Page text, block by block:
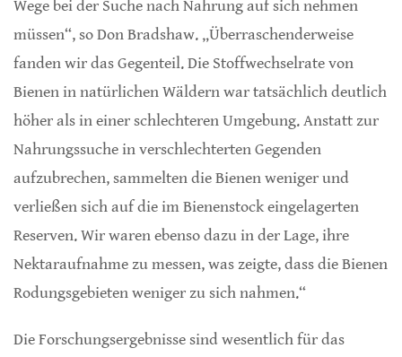
Wege bei der Suche nach Nahrung auf sich nehmen
müssen“, so Don Bradshaw. „Überraschenderweise
fanden wir das Gegenteil. Die Stoffwechselrate von
Bienen in natürlichen Wäldern war tatsächlich deutlich
höher als in einer schlechteren Umgebung. Anstatt zur
Nahrungssuche in verschlechterten Gegenden
aufzubrechen, sammelten die Bienen weniger und
verließen sich auf die im Bienenstock eingelagerten
Reserven. Wir waren ebenso dazu in der Lage, ihre
Nektaraufnahme zu messen, was zeigte, dass die Bienen
Rodungsgebieten weniger zu sich nahmen.“
Die Forschungsergebnisse sind wesentlich für das